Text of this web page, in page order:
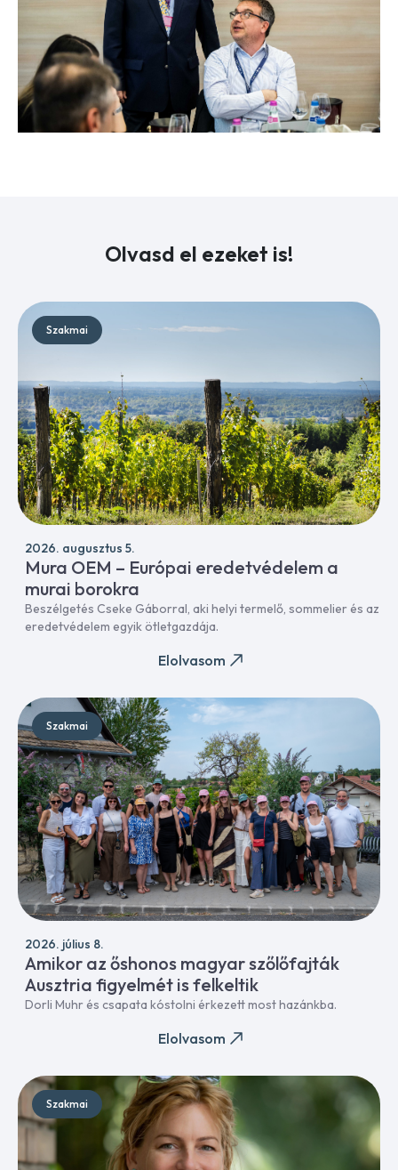
Olvasd el ezeket is!
Szakmai
2026. augusztus 5.
Mura OEM – Európai eredetvédelem a
murai borokra
Beszélgetés Cseke Gáborral, aki helyi termelő, sommelier és az
eredetvédelem egyik ötletgazdája.
Elolvasom
Szakmai
2026. július 8.
Amikor az őshonos magyar szőlőfajták
Ausztria figyelmét is felkeltik
Dorli Muhr és csapata kóstolni érkezett most hazánkba.
Elolvasom
Szakmai